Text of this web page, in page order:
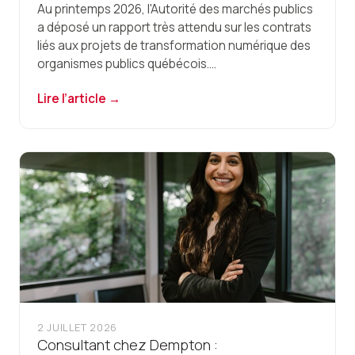
Au printemps 2026, l'Autorité des marchés publics
a déposé un rapport très attendu sur les contrats
liés aux projets de transformation numérique des
organismes publics québécois....
Lire l’article →
2 JUILLET 2026
Consultant chez Dempton :